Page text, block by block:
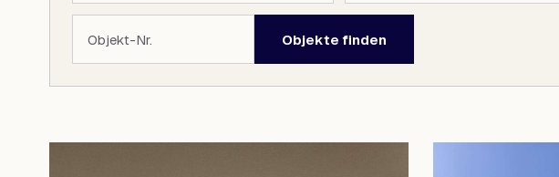
Objekte finden